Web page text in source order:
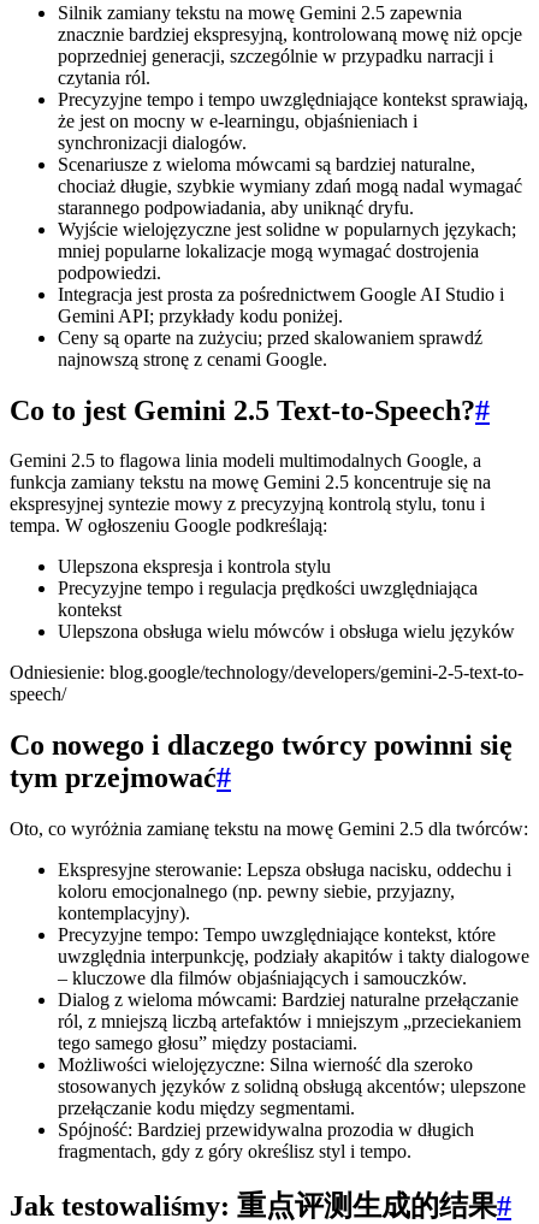
Silnik zamiany tekstu na mowę Gemini 2.5 zapewnia
znacznie bardziej ekspresyjną, kontrolowaną mowę niż opcje
poprzedniej generacji, szczególnie w przypadku narracji i
czytania ról.
Precyzyjne tempo i tempo uwzględniające kontekst sprawiają,
że jest on mocny w e-learningu, objaśnieniach i
synchronizacji dialogów.
Scenariusze z wieloma mówcami są bardziej naturalne,
chociaż długie, szybkie wymiany zdań mogą nadal wymagać
starannego podpowiadania, aby uniknąć dryfu.
Wyjście wielojęzyczne jest solidne w popularnych językach;
mniej popularne lokalizacje mogą wymagać dostrojenia
podpowiedzi.
Integracja jest prosta za pośrednictwem Google AI Studio i
Gemini API; przykłady kodu poniżej.
Ceny są oparte na zużyciu; przed skalowaniem sprawdź
najnowszą stronę z cenami Google.
Co to jest Gemini 2.5 Text-to-Speech?#
Gemini 2.5 to flagowa linia modeli multimodalnych Google, a
funkcja zamiany tekstu na mowę Gemini 2.5 koncentruje się na
ekspresyjnej syntezie mowy z precyzyjną kontrolą stylu, tonu i
tempa. W ogłoszeniu Google podkreślają:
Ulepszona ekspresja i kontrola stylu
Precyzyjne tempo i regulacja prędkości uwzględniająca
kontekst
Ulepszona obsługa wielu mówców i obsługa wielu języków
Odniesienie: blog.google/technology/developers/gemini-2-5-text-to-
speech/
Co nowego i dlaczego twórcy powinni się
tym przejmować#
Oto, co wyróżnia zamianę tekstu na mowę Gemini 2.5 dla twórców:
Ekspresyjne sterowanie: Lepsza obsługa nacisku, oddechu i
koloru emocjonalnego (np. pewny siebie, przyjazny,
kontemplacyjny).
Precyzyjne tempo: Tempo uwzględniające kontekst, które
uwzględnia interpunkcję, podziały akapitów i takty dialogowe
– kluczowe dla filmów objaśniających i samouczków.
Dialog z wieloma mówcami: Bardziej naturalne przełączanie
ról, z mniejszą liczbą artefaktów i mniejszym „przeciekaniem
tego samego głosu” między postaciami.
Możliwości wielojęzyczne: Silna wierność dla szeroko
stosowanych języków z solidną obsługą akcentów; ulepszone
przełączanie kodu między segmentami.
Spójność: Bardziej przewidywalna prozodia w długich
fragmentach, gdy z góry określisz styl i tempo.
Jak testowaliśmy: 重点评测生成的结果#